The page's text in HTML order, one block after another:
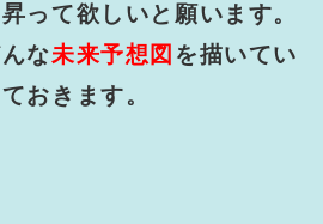
って欲しいと願います。
な未来予想図 を描いてい
おきます。